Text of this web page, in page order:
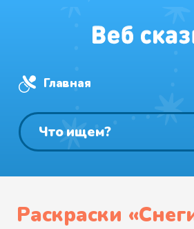
Главная
Раскраски